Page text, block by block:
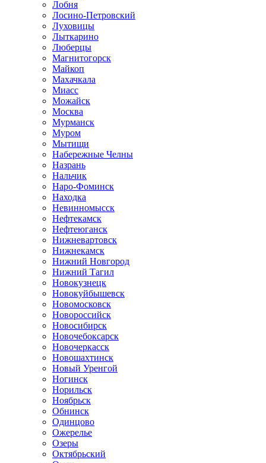
Лобня
Лосино-Петровский
Луховицы
Лыткарино
Люберцы
Магнитогорск
Майкоп
Махачкала
Миасс
Можайск
Москва
Мурманск
Муром
Мытищи
Набережные Челны
Назрань
Нальчик
Наро-Фоминск
Находка
Невинномысск
Нефтекамск
Нефтеюганск
Нижневартовск
Нижнекамск
Нижний Новгород
Нижний Тагил
Новокузнецк
Новокуйбышевск
Новомосковск
Новороссийск
Новосибирск
Новочебоксарск
Новочеркасск
Новошахтинск
Новый Уренгой
Ногинск
Норильск
Ноябрьск
Обнинск
Одинцово
Ожерелье
Озеры
Октябрьский